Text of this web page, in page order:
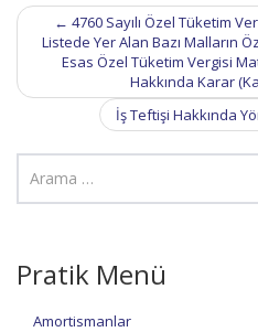
Post
navigation
← 4760 Sayılı Özel Tüketim
Listede Yer Alan Bazı Malların
Esas Özel Tüketim Vergisi
Hakkında Karar
İş Teftişi Hakkında
Pratik Menü
Amortismanlar